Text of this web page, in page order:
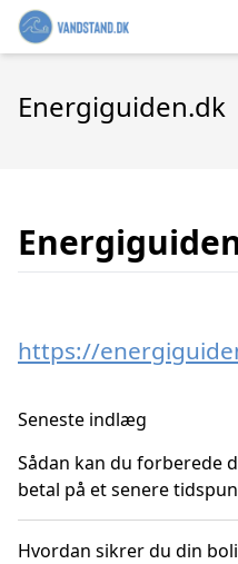
Energiguiden.dk
https://
Seneste indlæg
Sådan kan du forberede
betal på et senere
Hvordan sikrer du din